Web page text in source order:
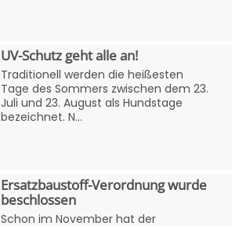
UV-Schutz geht alle an!
Traditionell werden die heißesten
Tage des Sommers zwischen dem 23.
Juli und 23. August als Hundstage
bezeichnet. N...
Ersatzbaustoff-Verordnung wurde
beschlossen
Schon im November hat der